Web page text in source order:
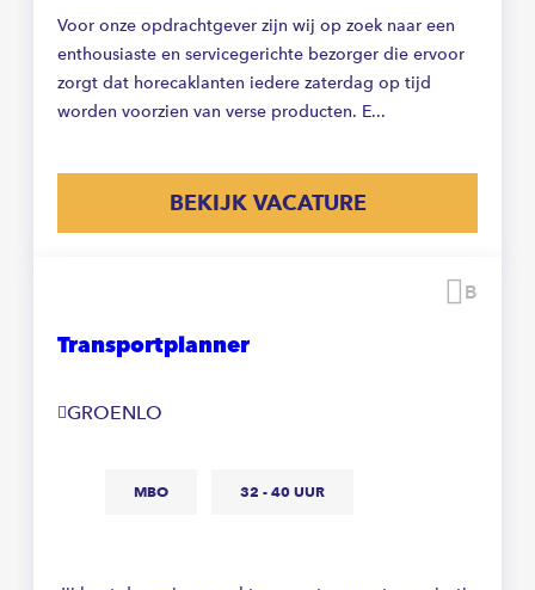
Voor onze opdrachtgever zijn wij op zoek naar een
enthousiaste en servicegerichte bezorger die ervoor
zorgt dat horecaklanten iedere zaterdag op tijd
worden voorzien van verse producten. E...
BEKIJK VACATURE
Transportplanner
GROENLO
MBO 32 - 40 UUR